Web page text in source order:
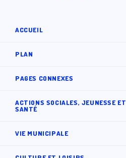
ACCUEIL
PLAN
PAGES CONNEXES
ACTIONS SOCIALES, JEUNESSE ET
SANTÉ
VIE MUNICIPALE